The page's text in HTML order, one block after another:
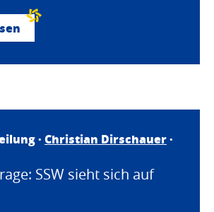
· Christian Dirschauer·
SSW sieht sich auf